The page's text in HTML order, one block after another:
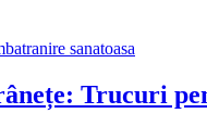
Trucuri